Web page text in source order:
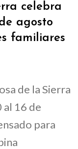
celebra
agosto
familiares
de la Sierra
al 16 de
para